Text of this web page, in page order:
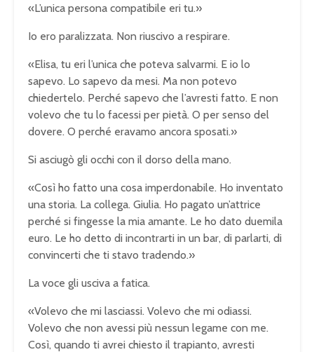
«L’unica persona compatibile eri tu.»
Io ero paralizzata. Non riuscivo a respirare.
«Elisa, tu eri l’unica che poteva salvarmi. E io lo
sapevo. Lo sapevo da mesi. Ma non potevo
chiedertelo. Perché sapevo che l’avresti fatto. E non
volevo che tu lo facessi per pietà. O per senso del
dovere. O perché eravamo ancora sposati.»
Si asciugò gli occhi con il dorso della mano.
«Così ho fatto una cosa imperdonabile. Ho inventato
una storia. La collega. Giulia. Ho pagato un’attrice
perché si fingesse la mia amante. Le ho dato duemila
euro. Le ho detto di incontrarti in un bar, di parlarti, di
convincerti che ti stavo tradendo.»
La voce gli usciva a fatica.
«Volevo che mi lasciassi. Volevo che mi odiassi.
Volevo che non avessi più nessun legame con me.
Così, quando ti avrei chiesto il trapianto, avresti